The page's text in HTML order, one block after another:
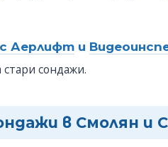
Аерлифт и
сондажи.
в Смолян и